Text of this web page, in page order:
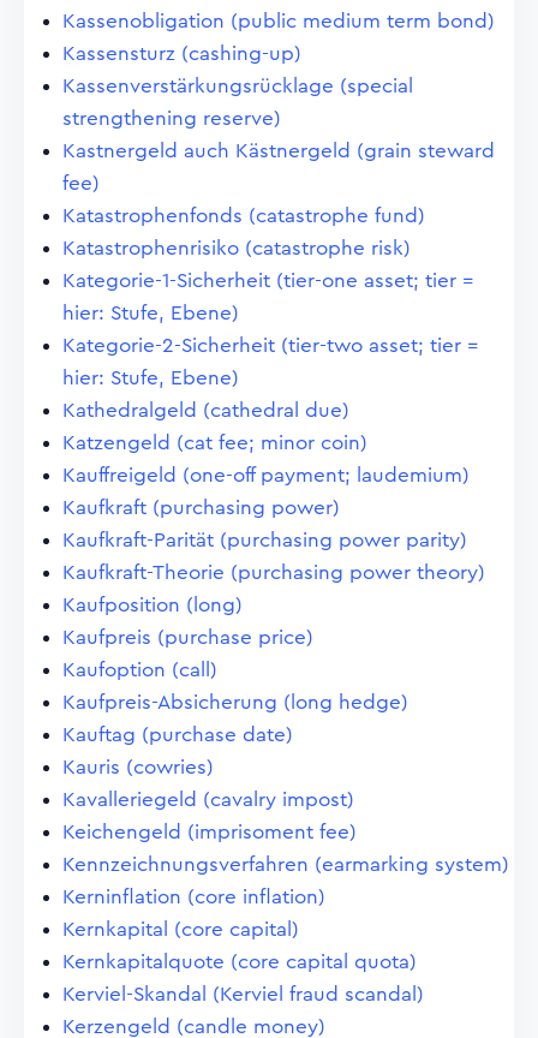
Kassenobligation (public medium term bond)
Kassensturz (cashing-up)
Kassenverstärkungsrücklage (special
strengthening reserve)
Kastnergeld auch Kästnergeld (grain steward
fee)
Katastrophenfonds (catastrophe fund)
Katastrophenrisiko (catastrophe risk)
Kategorie-1-Sicherheit (tier-one asset; tier =
hier: Stufe, Ebene)
Kategorie-2-Sicherheit (tier-two asset; tier =
hier: Stufe, Ebene)
Kathedralgeld (cathedral due)
Katzengeld (cat fee; minor coin)
Kauffreigeld (one-off payment; laudemium)
Kaufkraft (purchasing power)
Kaufkraft-Parität (purchasing power parity)
Kaufkraft-Theorie (purchasing power theory)
Kaufposition (long)
Kaufpreis (purchase price)
Kaufoption (call)
Kaufpreis-Absicherung (long hedge)
Kauftag (purchase date)
Kauris (cowries)
Kavalleriegeld (cavalry impost)
Keichengeld (imprisoment fee)
Kennzeichnungsverfahren (earmarking system)
Kerninflation (core inflation)
Kernkapital (core capital)
Kernkapitalquote (core capital quota)
Kerviel-Skandal (Kerviel fraud scandal)
Kerzengeld (candle money)